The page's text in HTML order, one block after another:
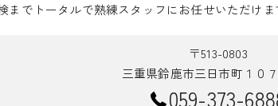
までトータルで熟練スタッフにお任せいただけま
〒513-0803
三重県鈴鹿市三日市町１０
059-373-